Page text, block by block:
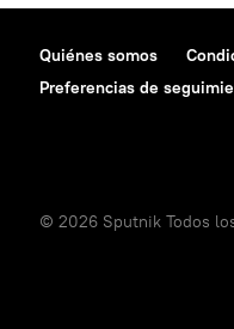
Quiénes somos
Preferencias de
© 2026 Sputnik Todos